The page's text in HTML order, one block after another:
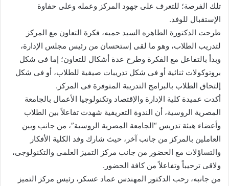
تلك الفرصة؛ للتعرف على جهود المركز وعمله وعلى حفاوة
الإستقبال للوفد.
طرحت الدكتورة الطاهره السيد حميه، فكرة التعاون مع المركز
لتدريب الطلاب، وهو ما لقى إستحسان من رئيس مجلس الإدارة،
وبدأ بالتفاعل مع الفكرة وطرح عدة أشكال للتعاون؛ إما فى شكل
بروتوكولات ثنائية أو فى شكل تدريبات صيفية للطلاب، أو فى شكل
إلتحاق الطلاب بالبرامج التدريبة المتوفرة فى المركز.
أكدت عميدة كلية الإدارة والإقتصاد وتكنولوجيا الأعمال بالجامعة
المصرية الروسية، أن الندوة التعريفية شهدت تفاعلاً بين الطلاب
وأعضاء هيئة تدريس “الجامعة المصرية الروسية”، من جانب وبين
العاملين بالمركز من جانب آخر، حيث شارك وفد الكلية الأفكار
والتساؤلات مع الحضور من جانب مركز التميز العلمى والتكنولوجى،
ولاقى ترحيباً وتفاعلاً من كافة الحضور.
من جانبه، رحب الدكتور المهندس عماد عسكر، رئيس مركز التميز